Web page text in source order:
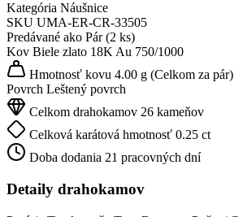
Kategória Náušnice
SKU UMA-ER-CR-33505
Predávané ako Pár (2 ks)
Kov Biele zlato 18KAu 750/1000
Hmotnosť kovu 4.00 g (Celkom za pár)
Povrch Leštený povrch
Celkom drahokamov 26 kameňov
Celková karátová hmotnosť 0.25 ct
Doba dodania 21 pracovných dní
Detaily drahokamov